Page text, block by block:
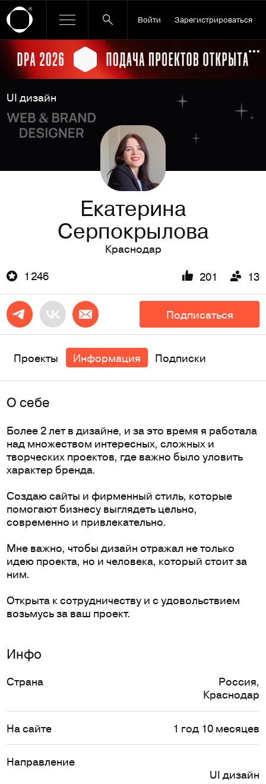
Войти Зарегистрироваться
Ссылка баннера
UI дизайн
Екатерина
Серпокрылова
Краснодар
1 246
201 13
Подписаться
Проекты Информация Подписки
Инфо
Страна Россия,
Краснодар
На сайте 1 год 10 месяцев
Направление
UI дизайн
O себе
Более 2 лет в дизайне, и за это время я работала
над множеством интересных, сложных и
творческих проектов, где важно было уловить
характер бренда.
Создаю сайты и фирменный стиль, которые
помогают бизнесу выглядеть цельно,
современно и привлекательно.
Мне важно, чтобы дизайн отражал не только
идею проекта, но и человека, который стоит за
ним.
Открыта к сотрудничеству и с удовольствием
возьмусь за ваш проект.